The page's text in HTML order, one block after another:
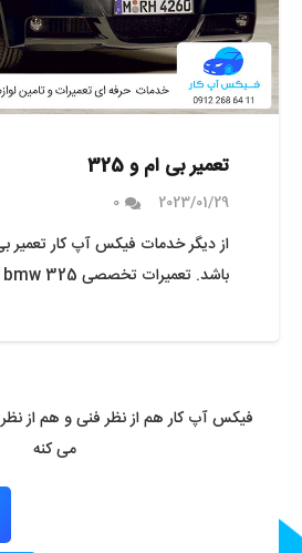
تعمیر بی ام و 325
2023/01/29
0
باشد. تعمیرات تخصصی bmw 325 با ضمانت در…
فیکس آپ کار هم از نظر فنی و هم از
می کنه